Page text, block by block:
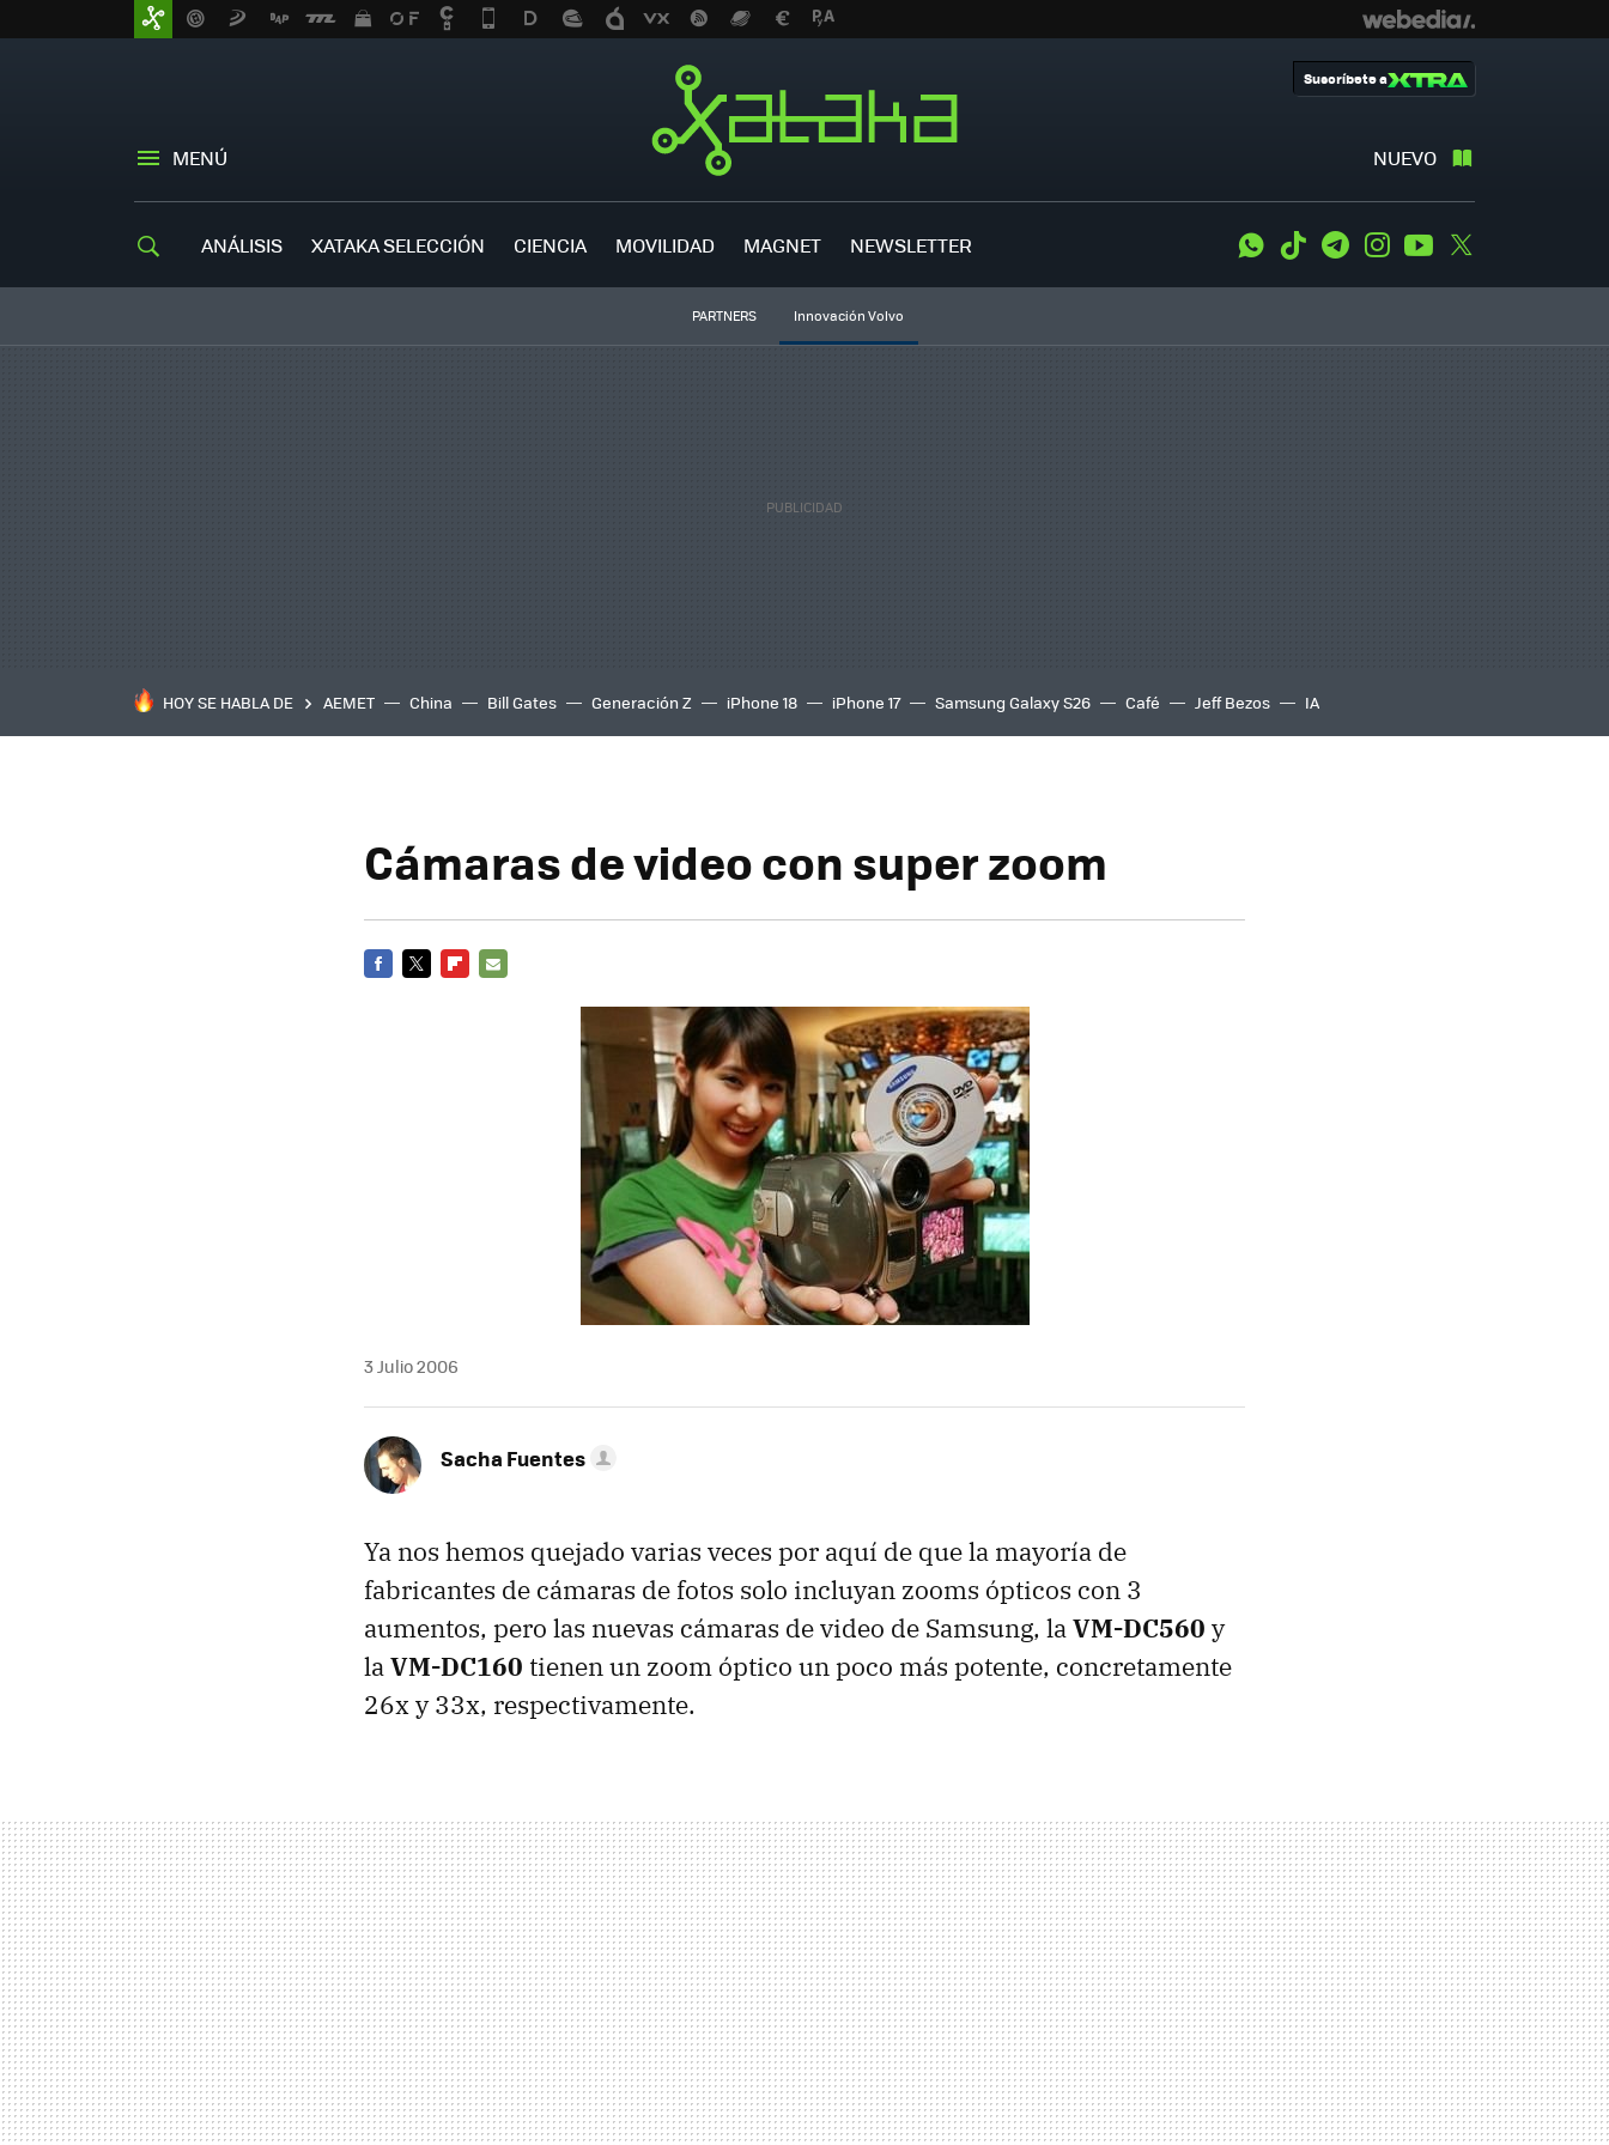
MENÚ NUEVO
Suscríbete a
ANÁLISIS XATAKA SELECCIÓN CIENCIA MOVILIDAD MAGNET NEWSLETTER WhatsApp
Tiktok TelegramInstagramYoutube
PARTNERS Innovación Volvo
HOY SE HABLA DE AEMET China Bill Gates Generación Z iPhone 18 iPhone 17 Samsung Galaxy S26 Café Jeff Bezos IA
Cámaras de video con super zoom
3 Julio 2006
Sacha Fuentes
Ya nos hemos quejado varias veces por aquí de que la mayoría de
fabricantes de cámaras de fotos solo incluyan zooms ópticos con 3
aumentos, pero las nuevas cámaras de video de Samsung, laVM-DC560 y
laVM-DC160 tienen un zoom óptico un poco más potente, concretamente
26x y 33x, respectivamente.